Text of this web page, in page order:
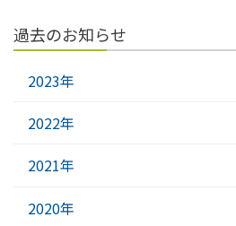
過去のお知らせ
2023年
2022年
2021年
2020年